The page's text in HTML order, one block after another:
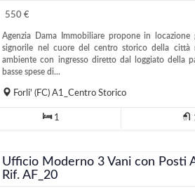
550 €
Agenzia Dama Immobiliare propone in
signorile nel cuore del centro storico della città
ambiente con ingresso diretto dal loggiato della
basse spese di...
Forli' (FC)A1_Centro Storico
1
Ufficio Moderno 3 Vani con Posti
Rif. AF_20